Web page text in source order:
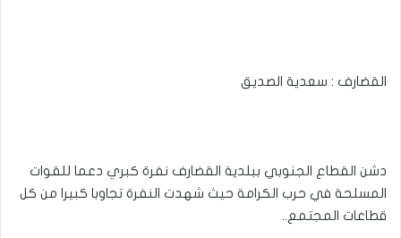
القضارف : سعدية الصديق
دشن القطاع الجنوبي ببلدية القضارف نفرة كبري دعما للقوات
المسلحة في حرب الكرامة حيث شهدت النفرة تجاوبا كبيرا من كل
قطاعات المجتمع..